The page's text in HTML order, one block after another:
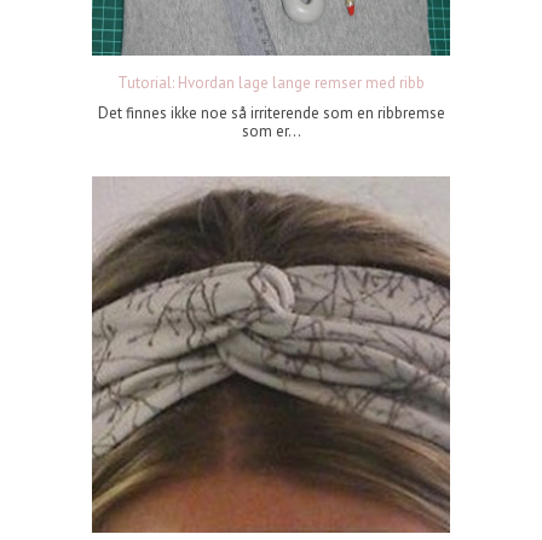
Tutorial: Hvordan lage lange remser med ribb
Det finnes ikke noe så irriterende som en ribbremse
som er...